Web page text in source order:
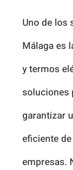
Uno de los
Málaga es
y termos
soluciones
garantizar
eficiente
empresas.